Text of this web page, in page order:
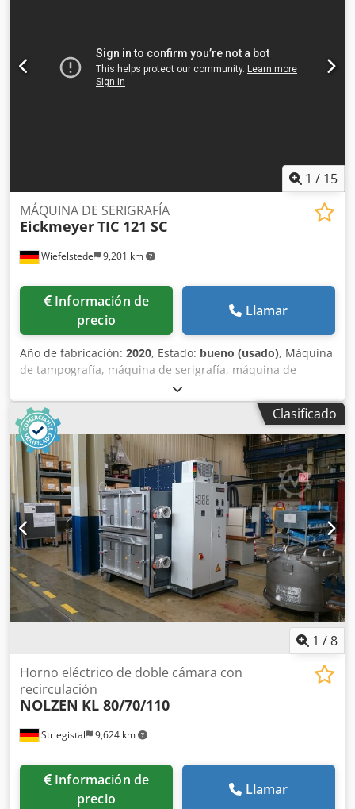
IVA. IVA/Régimen de impuestos sobre el valor añadido: IVA
deducible para empresas. Entrega y aceptación de
equipos usados disponibles en cualquier momento para
1 / 15
Wiefelstede 9,201 km
MÁQUINA DE SERIGRAFÍA
EickmeyerTIC 121 SC
Información de
precio
Llamar
Año de fabricación: 2020, Estado: bueno (usado), Máquina
de tampografía, máquina de serigrafía, máquina de
impresión circular, máquina de impresión por tampón -
Fabricante: Eickmeyer, máquina de serigrafía, máquina de
tampografía -Tipo: TIC 121 SC Csdpfxjx Ei Tws Ak Ejha -
Voltaje: 230 V -Tamaño de la mesa: 180 x 100 mm -Alcance:
165 mm -Funcionamiento: con pedal -Cantidad: 3
máquinas de tampografía disponibles -Precio: por unidad -
Dimensiones de transporte: 670/400/A530 mm -Peso: 50
kg/unidad
Clasificado
1 /8
Striegistal 9,624 km
Horno eléctrico de doble cámara con
recirculación
NOLZEN KL 80/70/110
Información de
precio
Llamar